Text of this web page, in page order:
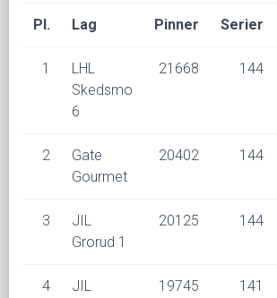
Pl. Lag Pinner Serier
1
LHL
Skedsmo
6
21668 144
2
Gate
Gourmet
20402 144
3
JIL
Grorud 1
20125 144
4
JIL
19745 141